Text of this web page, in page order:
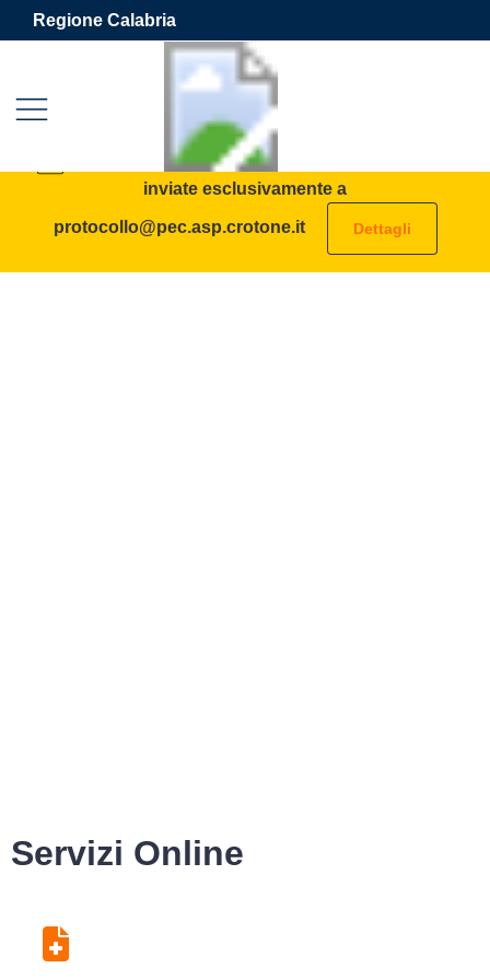
Vai ai contenuti
Vai al footer
Regione Calabria
Azienda Sanitaria Provinciale
Contenuti in evidenza
AVVISO: tutte le PEC destinate all’ASP vanno
inviate esclusivamente a
protocollo@pec.asp.crotone.it Dettagli
Servizi Online